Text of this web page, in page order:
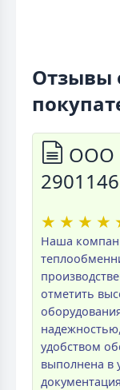
Отзывы
ООО
★ ★ ★ ★
Наша
отметить
удобством
выполнена в